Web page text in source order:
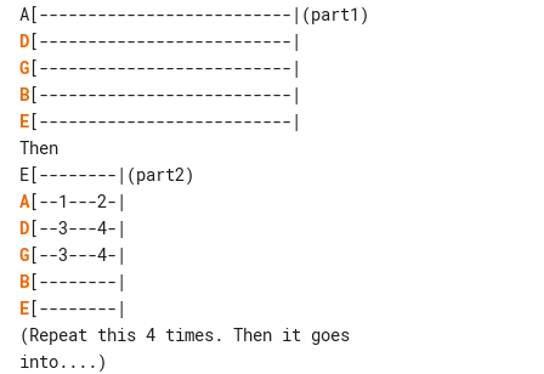
D
G
B
E[--------------------------|
Then
A
D
G
B
E[--------|
(Repeat this 4 times. Then it goes
into....)